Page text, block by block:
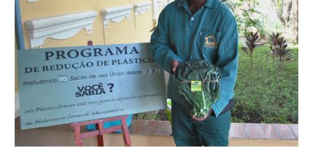
de
plástico
por
fibras
de
bananeira
nas
embalagens